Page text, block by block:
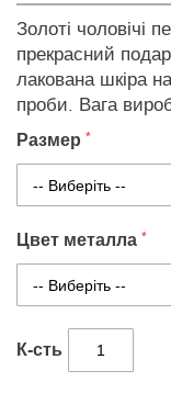
Золоті чоловічі
прекрасний
лакована шкіра
проби. Вага
Размер
Цвет металла
К-сть